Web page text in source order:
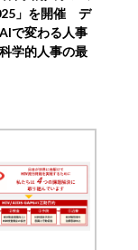
」を開催 デ
で変わる人事
学的人事の最